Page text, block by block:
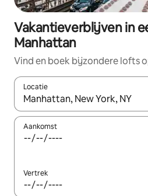
Vakantieverblijven in
Manhattan
Vind en boek bijzondere lofts
Locatie
Wanneer er resultaten
Aankomst
Vertrek